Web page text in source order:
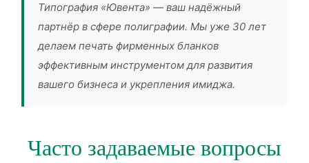
Типография «Ювента» — ваш надёжный
партнёр в сфере полиграфии. Мы уже 30 лет
делаем печать фирменных бланков
эффективным инструментом для развития
вашего бизнеса и укрепления имиджа.
Часто задаваемые вопросы